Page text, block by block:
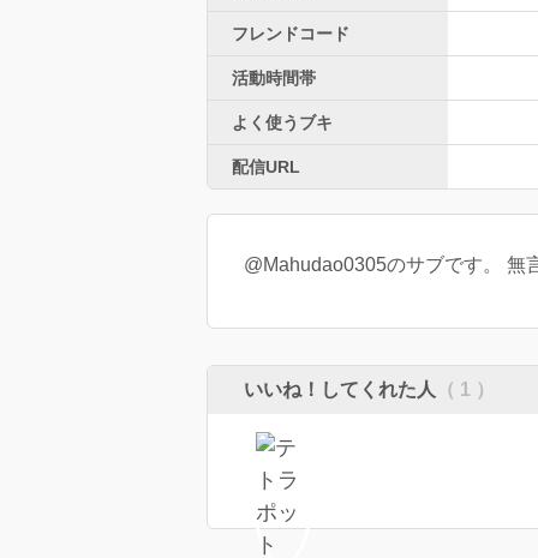
フレンドコード
活動時間帯
よく使うブキ
配信URL
@Mahudao0305のサブです。 無
いいね！してくれた人 （ 1 ）